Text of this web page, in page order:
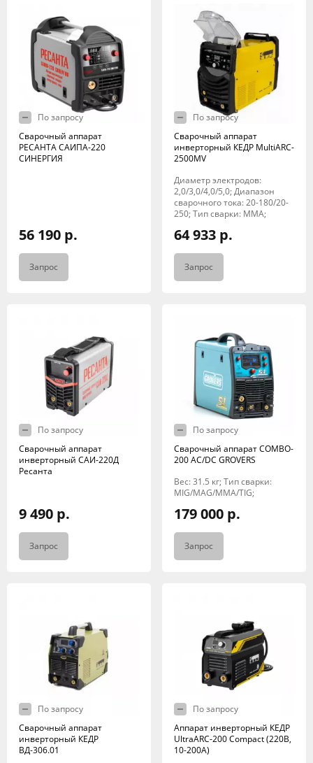
По запросу
Сварочный аппарат
РЕСАНТА САИПА-220
СИНЕРГИЯ
56 190 р.
Запрос
По запросу
Сварочный аппарат
инверторный КЕДР MultiARC-
2500MV
Диаметр электродов:
2,0/3,0/4,0/5,0; Диапазон
сварочного тока: 20-180/20-
250; Тип сварки: MMA;
64 933 р.
Запрос
По запросу
Сварочный аппарат
инверторный САИ-220Д
Ресанта
9 490 р.
Запрос
По запросу
Сварочный аппарат COMBO-
200 AC/DC GROVERS
Вес: 31.5 кг; Тип сварки:
MIG/MAG/MMA/TIG;
179 000 р.
Запрос
По запросу
Сварочный аппарат
инверторный КЕДР
ВД-306.01
По запросу
Аппарат инверторный КЕДР
UltraARC-200 Compact (220В,
10-200А)